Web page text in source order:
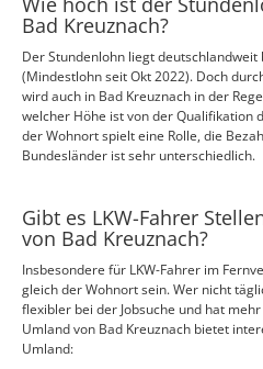
Bad Kreuznach?
Der Stundenlohn liegt
(Mindestlohn seit Okt 2022). Doch
wird auch in Bad Kreuznach in der
welcher Höhe ist von der Qualifikation
der Wohnort spielt eine Rolle, die
Bundesländer ist sehr unterschiedlich.
Gibt es LKW-Fahrer
von Bad Kreuznach?
Insbesondere für LKW-Fahrer im
gleich der Wohnort sein. Wer nicht
flexibler bei der Jobsuche und hat
Umland von Bad Kreuznach bietet
Umland: